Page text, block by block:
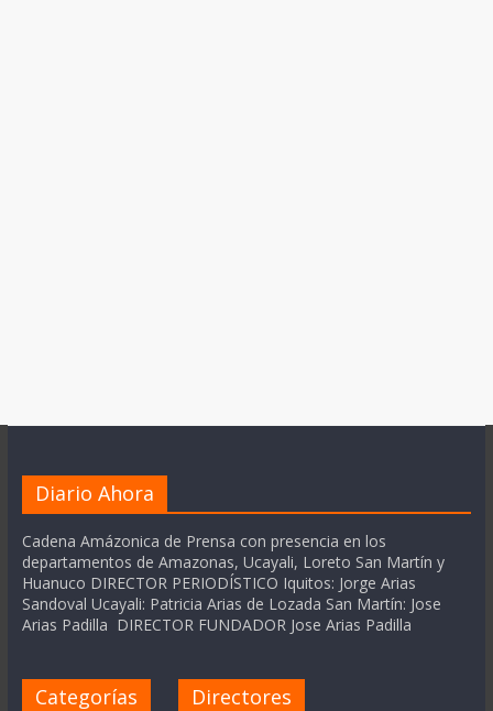
Diario Ahora
Cadena Amázonica de Prensa con presencia en los
departamentos de Amazonas, Ucayali, Loreto San Martín y
Huanuco DIRECTOR PERIODÍSTICO Iquitos: Jorge Arias
Sandoval Ucayali: Patricia Arias de Lozada San Martín: Jose
Arias Padilla DIRECTOR FUNDADOR Jose Arias Padilla
Categorías Directores